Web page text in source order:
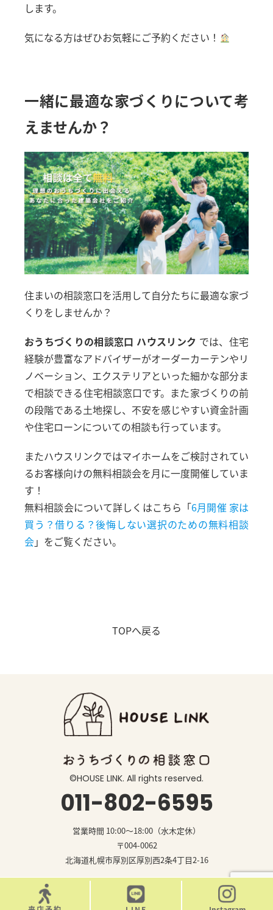
します。
気になる方はぜひお気軽にご予約ください！
一緒に最適な家づくりについて考
えませんか？
住まいの相談窓口を活用して自分たちに最適な家づ
くりをしませんか？
おうちづくりの相談窓口 ハウスリンク では、住宅
経験が豊富なアドバイザーがオーダーカーテンやリ
ノベーション、エクステリアといった細かな部分ま
で相談できる住宅相談窓口です。また家づくりの前
の段階である土地探し、不安を感じやすい資金計画
や住宅ローンについての相談も行っています。
またハウスリンクではマイホームをご検討されてい
るお客様向けの無料相談会を月に一度開催していま
す！
無料相談会について詳しくはこちら「6月開催 家は
買う？借りる？後悔しない選択のための無料相談
会」をご覧ください。
TOPへ戻る
©️HOUSE LINK. All rights reserved.
011-802-6595
営業時間 10:00〜18:00（水木定休）
〒004-0062
北海道札幌市厚別区厚別西2条4丁目2-16